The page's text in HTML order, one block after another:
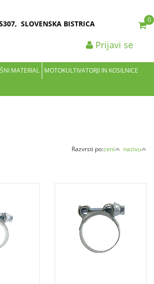
SLOVENSKA BISTRICA 0
Prijavi se
MATERIAL
MOTOKULTIVATORJI IN KOSILNICE
Razvrsti po:ceni nazivu